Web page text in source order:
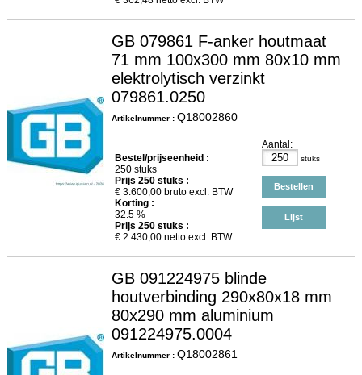
GB 079861 F-anker houtmaat
71 mm 100x300 mm 80x10 mm
elektrolytisch verzinkt
079861.0250
Artikelnummer : Q18002860
Bestel/prijseenheid :
250 stuks
Prijs 250stuks :
€ 3.600,00bruto excl. BTW
Korting :
32.5 %
Prijs 250stuks :
€ 2.430,00netto excl. BTW
Aantal:
stuks
Bestellen
Lijst
GB 091224975 blinde
houtverbinding 290x80x18 mm
80x290 mm aluminium
091224975.0004
Artikelnummer : Q18002861